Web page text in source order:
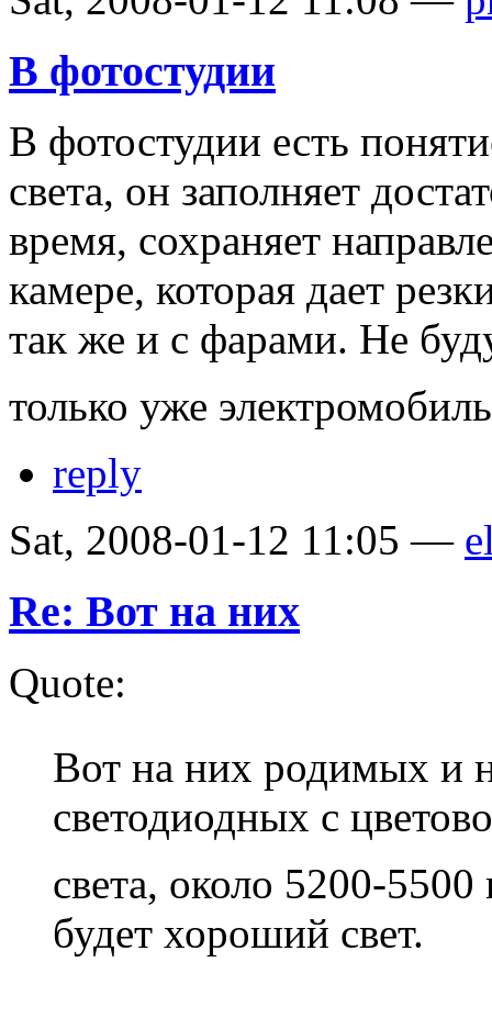
В фотостудии
В фотостудии есть
света, он заполняет
время, сохраняет
камере, которая дает
так же и с фарами. Не
только уже
reply
Sat, 2008-01-12 11:05 —
Re: Вот на них
Quote:
Вот на них родимых и
светодиодных с
света, около 5200-
будет хороший свет.